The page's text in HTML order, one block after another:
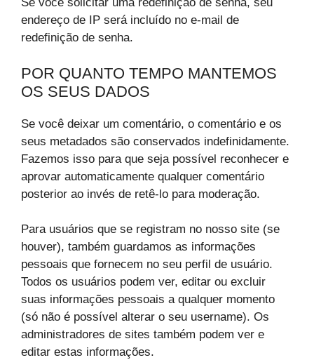
endereço de IP será incluído no e-mail de
redefinição de senha.
POR QUANTO TEMPO MANTEMOS
OS SEUS DADOS
Se você deixar um comentário, o comentário e os
seus metadados são conservados indefinidamente.
Fazemos isso para que seja possível reconhecer e
aprovar automaticamente qualquer comentário
posterior ao invés de retê-lo para moderação.
Para usuários que se registram no nosso site (se
houver), também guardamos as informações
pessoais que fornecem no seu perfil de usuário.
Todos os usuários podem ver, editar ou excluir
suas informações pessoais a qualquer momento
(só não é possível alterar o seu username). Os
administradores de sites também podem ver e
editar estas informações.